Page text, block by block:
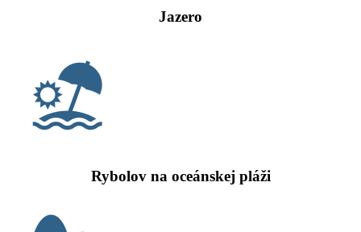
Jazero
Rybolov na oceánskej pláži